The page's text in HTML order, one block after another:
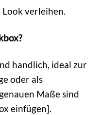
verleihen.
handlich, ideal zur
oder als
Maße sind
einfügen].